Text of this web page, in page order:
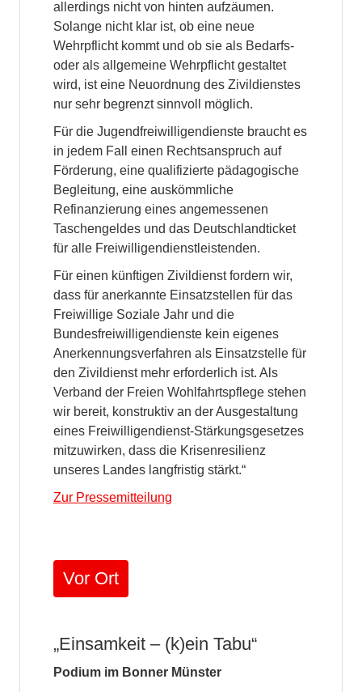
allerdings nicht von hinten aufzäumen.
Solange nicht klar ist, ob eine neue
Wehrpflicht kommt und ob sie als Bedarfs-
oder als allgemeine Wehrpflicht gestaltet
wird, ist eine Neuordnung des Zivildienstes
nur sehr begrenzt sinnvoll möglich.
Für die Jugendfreiwilligendienste braucht es
in jedem Fall einen Rechtsanspruch auf
Förderung, eine qualifizierte pädagogische
Begleitung, eine auskömmliche
Refinanzierung eines angemessenen
Taschengeldes und das Deutschlandticket
für alle Freiwilligendienstleistenden.
Für einen künftigen Zivildienst fordern wir,
dass für anerkannte Einsatzstellen für das
Freiwillige Soziale Jahr und die
Bundesfreiwilligendienste kein eigenes
Anerkennungsverfahren als Einsatzstelle für
den Zivildienst mehr erforderlich ist. Als
Verband der Freien Wohlfahrtspflege stehen
wir bereit, konstruktiv an der Ausgestaltung
eines Freiwilligendienst-Stärkungsgesetzes
mitzuwirken, dass die Krisenresilienz
unseres Landes langfristig stärkt.“
Zur Pressemitteilung
Vor Ort
„Einsamkeit – (k)ein Tabu“
Podium im Bonner Münster